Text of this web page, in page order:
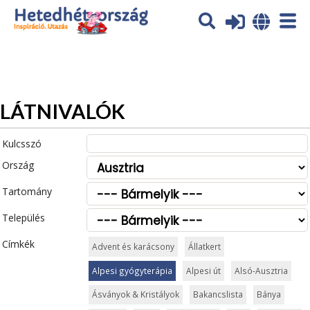
Az oldal sütiket (cookies) használ. További tájékoztatás itt:
Adatvédelmi tájékoztató
LÁTNIVALÓK
Kulcsszó
Ország
Tartomány
Település
Címkék
Advent és karácsony Állatkert
Alpesi gyógyterápia Alpesi út Alsó-Ausztria
Ásványok & Kristályok Bakancslista Bánya